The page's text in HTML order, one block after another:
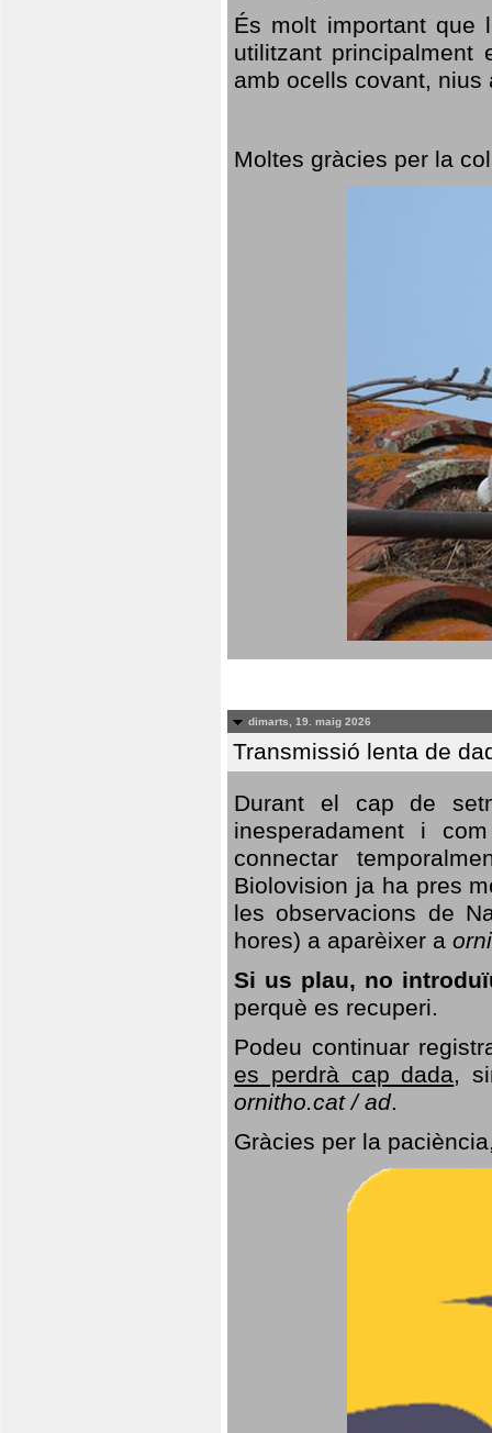
És molt important que
utilitzant
amb ocells covant,
Moltes gràcies per la
dimarts, 19. maig 2026
Transmissió lenta de
Durant el cap de
inesperadament i
connectar
Biolovision ja ha pres
les observacions de
hores) a aparèixer a
Si us plau, no
perquè es recuperi.
Podeu continuar
es perdrà cap dada,
ornitho.cat / ad.
Gràcies per la